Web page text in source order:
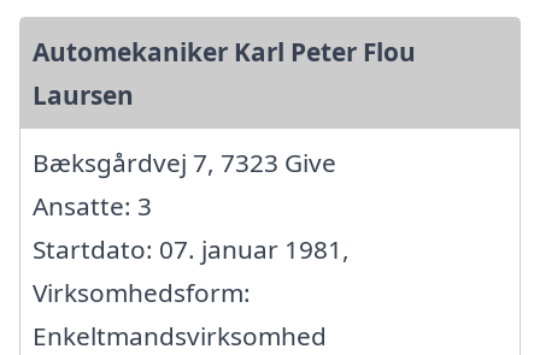
Automekaniker Karl Peter Flou
Laursen
Bæksgårdvej 7, 7323 Give
Ansatte: 3
Startdato: 07. januar 1981,
Virksomhedsform:
Enkeltmandsvirksomhed